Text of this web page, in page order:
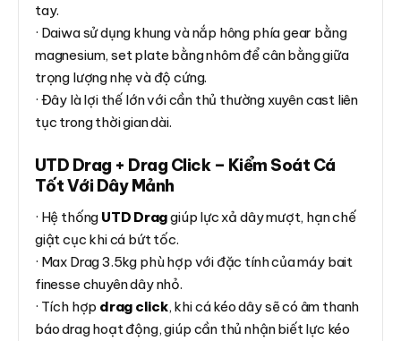
tay.
· Daiwa sử dụng khung và nắp hông phía gear bằng
magnesium, set plate bằng nhôm để cân bằng giữa
trọng lượng nhẹ và độ cứng.
· Đây là lợi thế lớn với cần thủ thường xuyên cast liên
tục trong thời gian dài.
UTD Drag + Drag Click – Kiểm Soát Cá
Tốt Với Dây Mảnh
· Hệ thống UTD Draggiúp lực xả dây mượt, hạn chế
giật cục khi cá bứt tốc.
· Max Drag 3.5kg phù hợp với đặc tính của máy bait
finesse chuyên dây nhỏ.
· Tích hợp drag click, khi cá kéo dây sẽ có âm thanh
báo drag hoạt động, giúp cần thủ nhận biết lực kéo